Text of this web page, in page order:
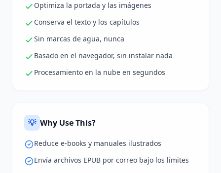
Optimiza la portada y las imágenes
Conserva el texto y los capítulos
Sin marcas de agua, nunca
Basado en el navegador, sin instalar nada
Procesamiento en la nube en segundos
💡 Why Use This?
Reduce e-books y manuales ilustrados
Envía archivos EPUB por correo bajo los límites